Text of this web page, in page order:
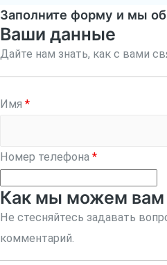
Заполните форму и мы
Ваши данные
Дайте нам знать, как с вами
Имя *
Номер телефона *
Как мы можем вам
Не стесняйтесь задавать
комментарий.